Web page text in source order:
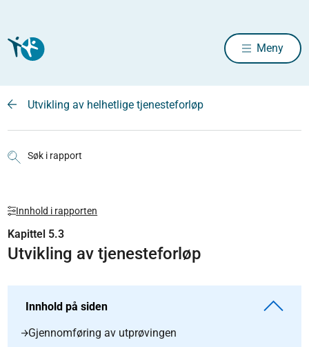
Meny
Utvikling av helhetlige tjenesteforløp
Søk i rapport
Innhold i rapporten
Kapittel 5.3
Utvikling av tjenesteforløp
Innhold på siden
Gjennomføring av utprøvingen